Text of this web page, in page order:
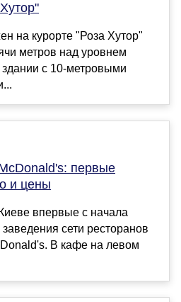
на курорте "Роза Хутор"
метров над уровнем
с 10-метровыми
первые
и цены
впервые с начала
сети ресторанов
В кафе на левом